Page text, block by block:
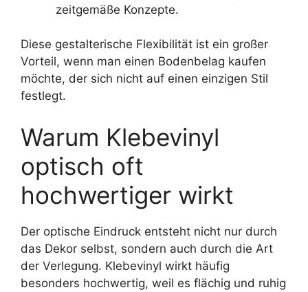
zeitgemäße Konzepte.
Diese gestalterische Flexibilität ist ein großer
Vorteil, wenn man einen Bodenbelag kaufen
möchte, der sich nicht auf einen einzigen Stil
festlegt.
Warum Klebevinyl
optisch oft
hochwertiger wirkt
Der optische Eindruck entsteht nicht nur durch
das Dekor selbst, sondern auch durch die Art
der Verlegung. Klebevinyl wirkt häufig
besonders hochwertig, weil es flächig und ruhig